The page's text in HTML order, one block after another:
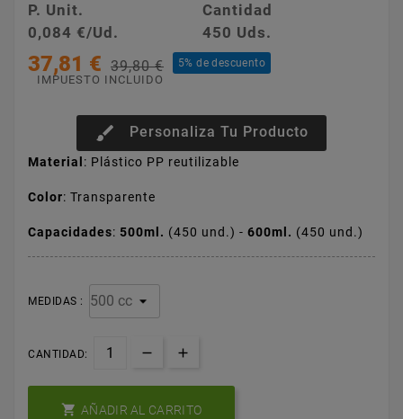
P. Unit.
Cantidad
0,084 €/Ud.
450 Uds.
37,81 € 39,80 € 5% de descuento
IMPUESTO INCLUIDO
brush Personaliza Tu Producto
Material : Plástico PP reutilizable
Color: Transparente
Capacidades: 500ml. (450 und.) - 600ml. (450 und.)
MEDIDAS :
CANTIDAD:
 AÑADIR AL CARRITO